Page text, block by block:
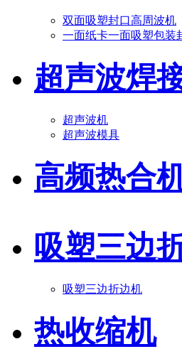
双面吸塑封口高周波机
一面纸卡一面吸塑包装
超声波焊
超声波机
超声波模具
高频热合
吸塑三边
吸塑三边折边机
热收缩机